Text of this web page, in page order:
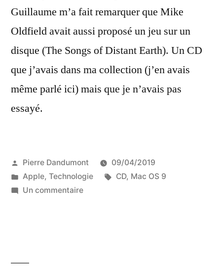
Guillaume m’a fait remarquer que Mike
Oldfield avait aussi proposé un jeu sur un
disque (The Songs of Distant Earth). Un CD
que j’avais dans ma collection (j’en avais
même parlé ici) mais que je n’avais pas
essayé.
Publié
par
Pierre Dandumont
09/04/2019
Publié
dans
Apple, Technologie Étiquettes :
CD, Mac OS 9
Un commentairesur